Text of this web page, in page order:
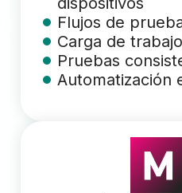
Flujos de
Carga de
Pruebas
Automatización